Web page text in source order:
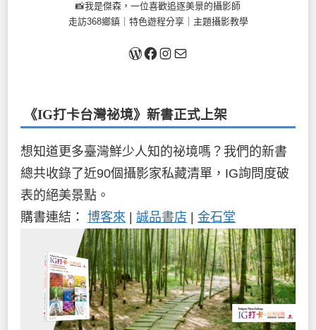
📸我是傑森，一位喜歡追逐美景的攝影師
走訪368鄉鎮｜特色遊程分享｜主題攝影教學
關於我Facebook
Instagram
《IG打卡台灣祕境》新書正式上架
想知道更多臺灣鮮少人知的祕境嗎？我們的新書
總共收錄了近90個攝影家私藏清單，IG詢問度破
表的絕美景點。
購書連結： 博客來 | 誠品書店 | 金石堂